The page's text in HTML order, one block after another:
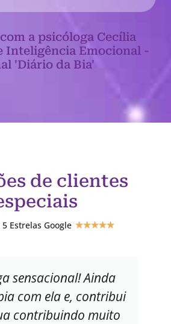
a psicóloga Cecília
Inteligência Emocional -
'Diário da Bia'
de clientes
Estrelas Google ★★★★★
sensacional! Ainda
com ela e, contribui
contribuindo muito